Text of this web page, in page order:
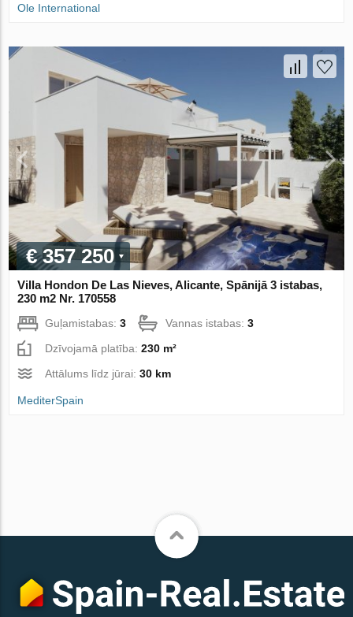
Ole International
€ 357 250
Villa Hondon De Las Nieves, Alicante, Spānijā 3 istabas,
230 m2 Nr. 170558
Guļamistabas:3 Vannas istabas:3
Dzīvojamā platība:230 m²
Attālums līdz jūrai:30 km
MediterSpain